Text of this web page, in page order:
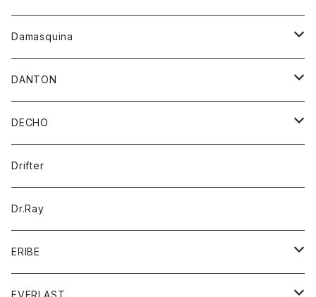
バンダナ
トレーナー
パーカー
Tシャツ
パーカー
ワンピース
ブラウス
キャップ
Damasquina
ウォレット
カードケース
バッグ
DANTON
アウター
コート
ジャケット
アクセサリー
バッグ
キッズ
シャツ
Tシャツ
グッズ
帽子
トップス
DECHO
帽子
Drifter
Dr.Ray
ERIBE
ニット
EVERLAST